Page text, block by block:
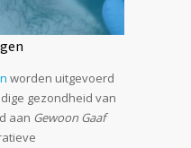
worden uitgevoerd
gezondheid van
aan Gewoon Gaaf